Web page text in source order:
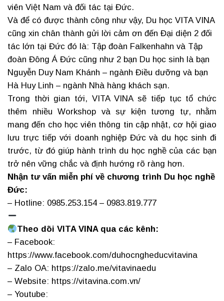
viên Việt Nam và đối tác tại Đức.
Và để có được thành công như vậy, Du học VITA VINA
cũng xin chân thành gửi lời cảm ơn đến Đại diện 2 đối
tác lớn tại Đức đó là: Tập đoàn Falkenhahn và Tập
đoàn Đông Á Đức cũng như 2 bạn Du học sinh là bạn
Nguyễn Duy Nam Khánh – ngành Điều dưỡng và bạn
Hà Huy Linh – ngành Nhà hàng khách sạn.
Trong thời gian tới, VITA VINA sẽ tiếp tục tổ chức
thêm nhiều Workshop và sự kiện tương tự, nhằm
mang đến cho học viên thông tin cập nhật, cơ hội giao
lưu trực tiếp với doanh nghiệp Đức và du học sinh đi
trước, từ đó giúp hành trình du học nghề của các bạn
trở nên vững chắc và định hướng rõ ràng hơn.
Nhận tư vấn miễn phí về chương trình Du học nghề
Đức:
– Hotline: 0985.253.154 – 0983.819.777
Theo dõi VITA VINA qua các kênh:
– Facebook:
https://www.facebook.com/duhocngheducvitavina
– Zalo OA: https://zalo.me/vitavinaedu
– Website: https://vitavina.com.vn/
– Youtube: